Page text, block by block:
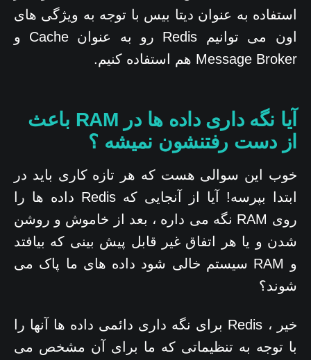
استفاده به عنوان دیتا بیس با توجه به ویژگی های
اون می توانیم Redis رو به عنوان Cache و
Message Broker هم استفاده کنیم.
آیا نگه داری داده ها در RAM باعث
از دست رفتنشون نمیشه ؟
خوب این سوالی هست که هر تازه کاری باید در
ابتدا بپرسه! آیا از آنجایی که Redis داده ها را
روی RAM نگه می داره ، بعد از خاموش و روشن
شدن و یا هر اتفاق غیر قابل پیش بینی که بیافتد
و RAM سیستم خالی شود داده های ما پاک می
شوند؟
خیر ، Redis برای نگه داری دائمی داده ها آنها را
با توجه به تنظیماتی که ما برای آن مشخص می